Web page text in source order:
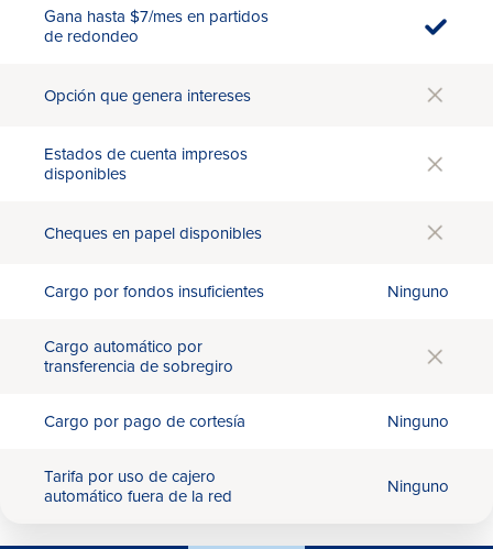
Gana hasta $7/mes en partidos
de redondeo
Opción que genera intereses
Estados de cuenta impresos
disponibles
Cheques en papel disponibles
Cargo por fondos insuficientes Ninguno
Cargo automático por
transferencia de sobregiro
Cargo por pago de cortesía Ninguno
Tarifa por uso de cajero
automático fuera de la red
Ninguno